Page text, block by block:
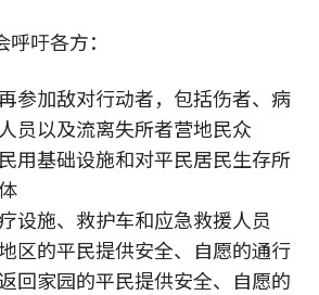
吁各方：
参加敌对行动者，包括伤者、病
员以及流离失所者营地民众
用基础设施和对平民居民生存所
设施、救护车和应急救援人员
区的平民提供安全、自愿的通行
回家园的平民提供安全、自愿的